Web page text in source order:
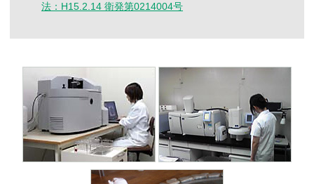
法：H15.2.14 衛発第0214004号